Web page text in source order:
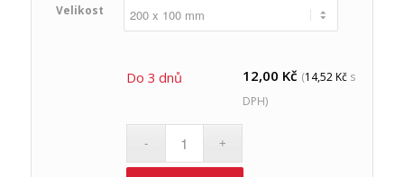
Velikost
12,00 Kč (14,52Kč s
DPH)
Do 3 dnů